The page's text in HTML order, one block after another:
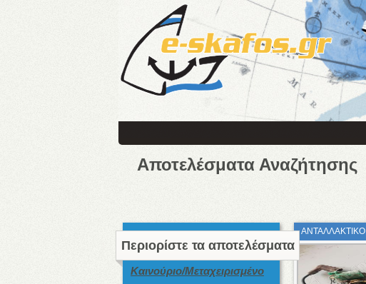
Αποτελέσματα Αναζήτησης
Περιορίστε τα αποτελέσματα
Καινούριο/Μεταχειρισμένο
ΑΝΤΑΛΛΑΚΤΙΚΟ